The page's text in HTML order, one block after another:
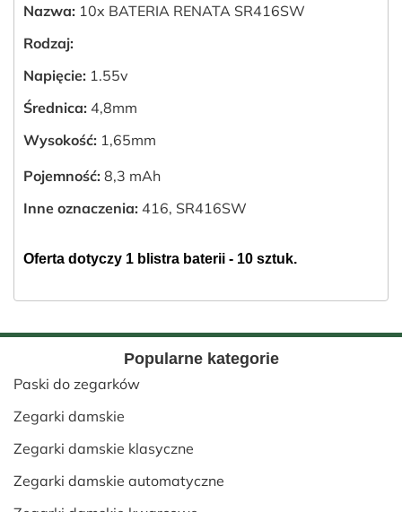
Nazwa: 10x BATERIA RENATA SR416SW
Rodzaj:
Napięcie: 1.55v
Średnica: 4,8mm
Wysokość: 1,65mm
Pojemność: 8,3 mAh
Inne oznaczenia: 416, SR416SW
Oferta dotyczy 1 blistra baterii - 10 sztuk.
Popularne kategorie
Paski do zegarków
Zegarki damskie
Zegarki damskie klasyczne
Zegarki damskie automatyczne